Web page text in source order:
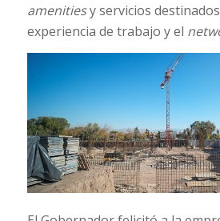
amenitiesy servicios
experiencia de trabajo y el